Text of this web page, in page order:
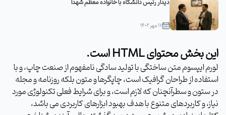
دیدار رئیس دانشگاه با خانواده معظم شهدا
۱۷ مهر ۱۴۰۲
این بخش محتوای HTML است.
لورم ایپسوم متن ساختگی با تولید سادگی نامفهوم از صنعت چاپ، و با
استفاده از طراحان گرافیک است، چاپگرها و متون بلکه روزنامه و مجله
در ستون و سطرآنچنان که لازم است، و برای شرایط فعلی تکنولوژی مورد
نیاز، و کاربردهای متنوع با هدف بهبود ابزارهای کاربردی می باشد،